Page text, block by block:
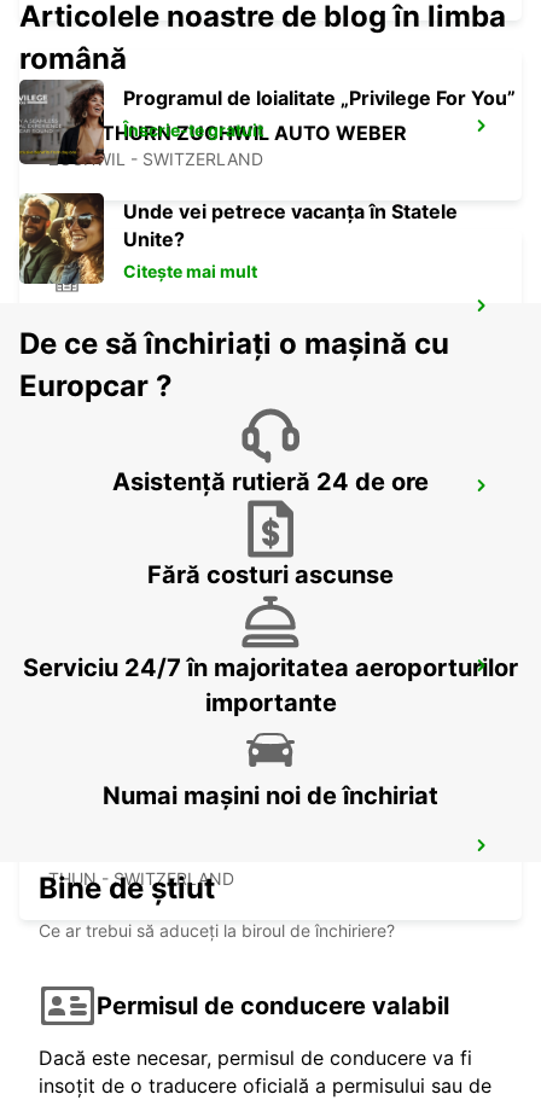
SOLOTHURN ZUCHWIL AUTO WEBER
ZUCHWIL - SWITZERLAND
NEUCHATEL - SWITZERLAND
FRIBOURG AMAG
FRIBOURG - SWITZERLAND
BASEL DREISPITZ
BASEL - SWITZERLAND
THUN - SWITZERLAND
Articolele noastre de blog în limba
română
Programul de loialitate „Privilege For You”
Înscrie-te gratuit
Unde vei petrece vacanța în Statele
Unite?
Citește mai mult
De ce să închiriați o mașină cu
Europcar ?
Asistență rutieră 24 de ore
Fără costuri ascunse
Serviciu 24/7 în majoritatea aeroporturilor
importante
Numai mașini noi de închiriat
Bine de știut
Ce ar trebui să aduceți la biroul de închiriere?
Permisul de conducere valabil
Dacă este necesar, permisul de conducere va fi
insoțit de o traducere oficială a permisului sau de